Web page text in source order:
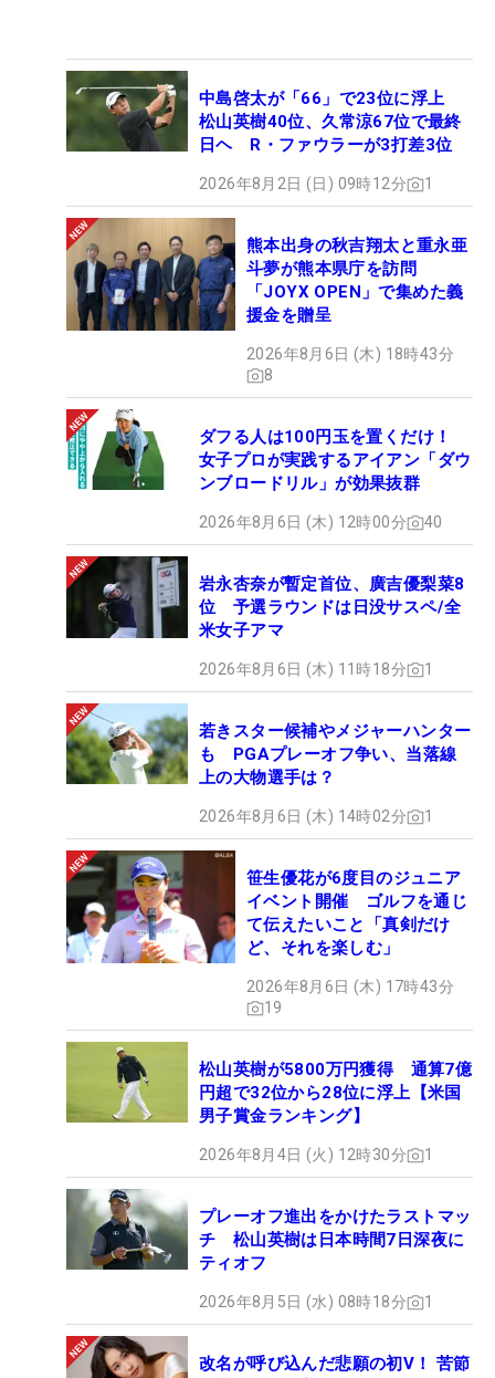
中島啓太が「66」で23位に浮上
松山英樹40位、久常涼67位で最終
日ヘ R・ファウラーが3打差3位
2026年8月2日 (日) 09時12分 1
熊本出身の秋吉翔太と重永亜
斗夢が熊本県庁を訪問
「JOYX OPEN」で集めた義
援金を贈呈
2026年8月6日 (木) 18時43分
8
ダフる人は100円玉を置くだけ！
女子プロが実践するアイアン「ダウ
ンブロードリル」が効果抜群
2026年8月6日 (木) 12時00分 40
岩永杏奈が暫定首位、廣吉優梨菜8
位 予選ラウンドは日没サスペ/全
米女子アマ
2026年8月6日 (木) 11時18分 1
若きスター候補やメジャーハンター
も PGAプレーオフ争い、当落線
上の大物選手は？
2026年8月6日 (木) 14時02分 1
笹生優花が6度目のジュニア
イベント開催 ゴルフを通じ
て伝えたいこと「真剣だけ
ど、それを楽しむ」
2026年8月6日 (木) 17時43分
19
松山英樹が5800万円獲得 通算7億
円超で32位から28位に浮上【米国
男子賞金ランキング】
2026年8月4日 (火) 12時30分 1
プレーオフ進出をかけたラストマッ
チ 松山英樹は日本時間7日深夜に
ティオフ
2026年8月5日 (水) 08時18分 1
改名が呼び込んだ悲願の初V！ 苦節